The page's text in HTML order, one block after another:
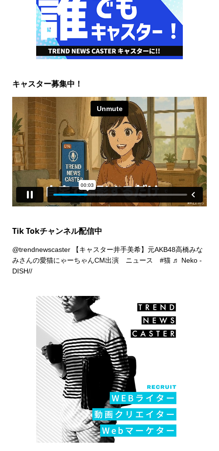
キャスター募集中！
Tik Tokチャンネル配信中
@trendnewscaster【キャスター井手美希】元AKB48高橋みな
みさんの愛猫にゃーちゃんCM出演 ニュース #猫 ♬ Neko -
DISH//